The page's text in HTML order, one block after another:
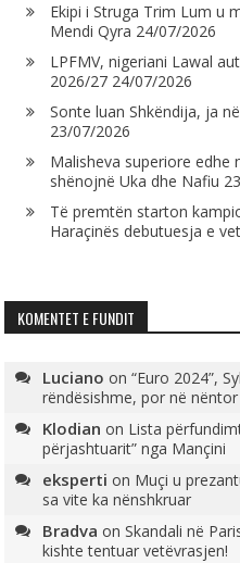
Ekipi i Struga Trim Lum u
Mendi Qyra 24/07/2026
LPFMV, nigeriani Lawal
2026/27 24/07/2026
Sonte luan Shkëndija, ja
23/07/2026
Malisheva superiore edhe
shënojnë Uka dhe Nafiu
Të premtën starton
Haraçinës debutuesja e
KOMENTET E FUNDIT
Luciano on“Euro 2024”,
rëndësishme, por në
Klodian on Lista
përjashtuarit” nga Mançini
eksperti on Muçi u
sa vite ka nënshkruar
Bradva onSkandali në
kishte tentuar vetëvrasjen!